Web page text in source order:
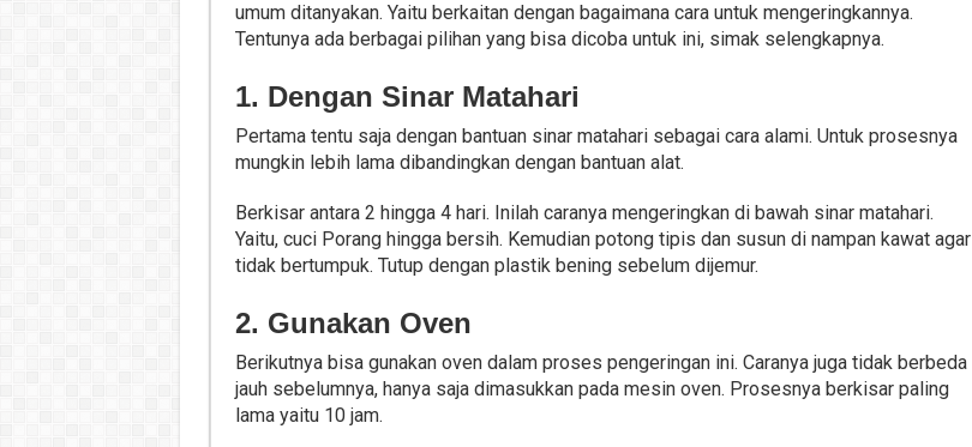
umum ditanyakan. Yaitu berkaitan dengan bagaimana cara untuk mengeringkannya.
Tentunya ada berbagai pilihan yang bisa dicoba untuk ini, simak selengkapnya.
1. Dengan Sinar Matahari
Pertama tentu saja dengan bantuan sinar matahari sebagai cara alami. Untuk prosesnya
mungkin lebih lama dibandingkan dengan bantuan alat.
Berkisar antara 2 hingga 4 hari. Inilah caranya mengeringkan di bawah sinar matahari.
Yaitu, cuci Porang hingga bersih. Kemudian potong tipis dan susun di nampan kawat agar
tidak bertumpuk. Tutup dengan plastik bening sebelum dijemur.
2. Gunakan Oven
Berikutnya bisa gunakan oven dalam proses pengeringan ini. Caranya juga tidak berbeda
jauh sebelumnya, hanya saja dimasukkan pada mesin oven. Prosesnya berkisar paling
lama yaitu 10 jam.